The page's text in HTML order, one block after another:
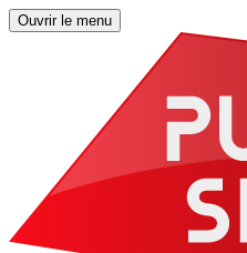
Ouvrir le menu